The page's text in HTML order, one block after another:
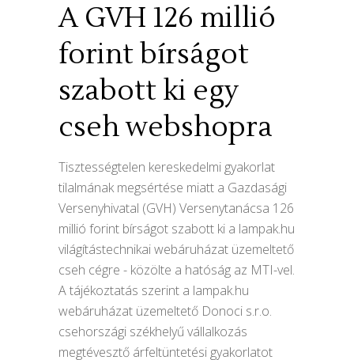
A GVH 126 millió
forint bírságot
szabott ki egy
cseh webshopra
Tisztességtelen kereskedelmi gyakorlat
tilalmának megsértése miatt a Gazdasági
Versenyhivatal (GVH) Versenytanácsa 126
millió forint bírságot szabott ki a lampak.hu
világítástechnikai webáruházat üzemeltető
cseh cégre - közölte a hatóság az MTI-vel.
A tájékoztatás szerint a lampak.hu
webáruházat üzemeltető Donoci s.r.o.
csehországi székhelyű vállalkozás
megtévesztő árfeltüntetési gyakorlatot